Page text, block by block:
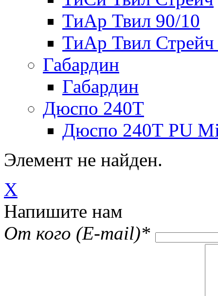
ТиАр Твил 90/10
ТиАр Твил Стрейч
Габардин
Габардин
Дюспо 240Т
Дюспо 240Т PU
Элемент не найден.
X
Напишите нам
От кого (E-mail)*